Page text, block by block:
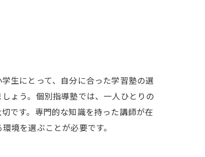
生にとって、自分に合った学習塾の選
ょう。個別指導塾では、一人ひとりの
です。専門的な知識を持った講師が在
境を選ぶことが必要です。